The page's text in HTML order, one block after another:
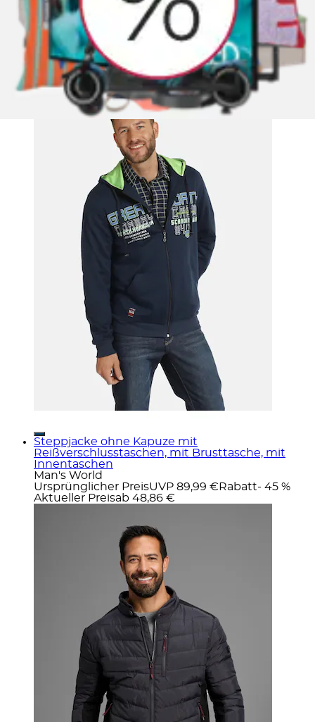
Kapuzensweatjacke »Sweatjacke STORR«
Jan Vanderstorm
Aktueller Preis
ab62,99 €
Steppjacke ohne Kapuze mit
Reißverschlusstaschen, mit Brusttasche, mit
Innentaschen
Man's World
Ursprünglicher PreisUVP 89,99 € Rabatt- 45 %
Aktueller Preisab 48,86 €